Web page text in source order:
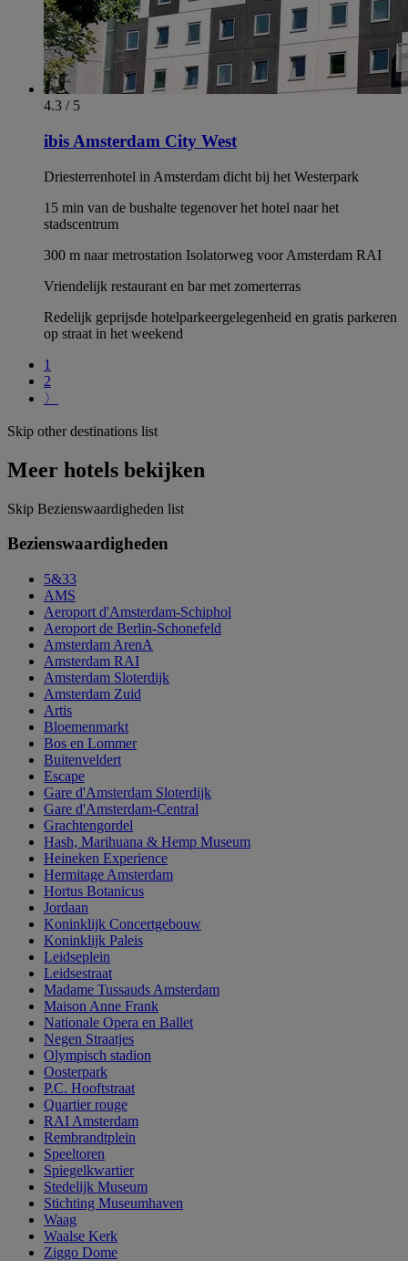
4.3 / 5
ibis Amsterdam City West
Driesterrenhotel in Amsterdam dicht bij het Westerpark
15 min van de bushalte tegenover het hotel naar het
stadscentrum
300 m naar metrostation Isolatorweg voor Amsterdam RAI
Vriendelijk restaurant en bar met zomerterras
Redelijk geprijsde hotelparkeergelegenheid en gratis parkeren
op straat in het weekend
1
2
〉
Skip other destinations list
Meer hotels bekijken
Skip Bezienswaardigheden list
Bezienswaardigheden
5&33
AMS
Aeroport d'Amsterdam-Schiphol
Aeroport de Berlin-Schonefeld
Amsterdam ArenA
Amsterdam RAI
Amsterdam Sloterdijk
Amsterdam Zuid
Artis
Bloemenmarkt
Bos en Lommer
Buitenveldert
Escape
Gare d'Amsterdam Sloterdijk
Gare d'Amsterdam-Central
Grachtengordel
Hash, Marihuana & Hemp Museum
Heineken Experience
Hermitage Amsterdam
Hortus Botanicus
Jordaan
Koninklijk Concertgebouw
Koninklijk Paleis
Leidseplein
Leidsestraat
Madame Tussauds Amsterdam
Maison Anne Frank
Nationale Opera en Ballet
Negen Straatjes
Olympisch stadion
Oosterpark
P.C. Hooftstraat
Quartier rouge
RAI Amsterdam
Rembrandtplein
Speeltoren
Spiegelkwartier
Stedelijk Museum
Stichting Museumhaven
Waag
Waalse Kerk
Ziggo Dome